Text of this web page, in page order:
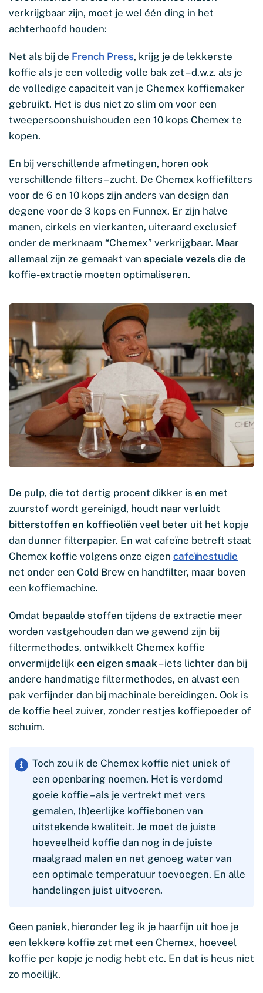
verkrijgbaar zijn, moet je wel één ding in het
achterhoofd houden:
Net als bij de French Press, krijg je de lekkerste
koffie als je een volledig volle bak zet – d.w.z. als je
de volledige capaciteit van je Chemex koffiemaker
gebruikt. Het is dus niet zo slim om voor een
tweepersoonshuishouden een 10 kops Chemex te
kopen.
En bij verschillende afmetingen, horen ook
verschillende filters – zucht. De Chemex koffiefilters
voor de 6 en 10 kops zijn anders van design dan
degene voor de 3 kops en Funnex. Er zijn halve
manen, cirkels en vierkanten, uiteraard exclusief
onder de merknaam “Chemex” verkrijgbaar. Maar
allemaal zijn ze gemaakt van speciale vezels die de
koffie-extractie moeten optimaliseren.
De pulp, die tot dertig procent dikker is en met
zuurstof wordt gereinigd, houdt naar verluidt
bitterstoffen en koffieoliën veel beter uit het kopje
dan dunner filterpapier. En wat cafeïne betreft staat
Chemex koffie volgens onze eigen cafeïnestudie
net onder een Cold Brew en handfilter, maar boven
een koffiemachine.
Omdat bepaalde stoffen tijdens de extractie meer
worden vastgehouden dan we gewend zijn bij
filtermethodes, ontwikkelt Chemex koffie
onvermijdelijk een eigen smaak – iets lichter dan bij
andere handmatige filtermethodes, en alvast een
pak verfijnder dan bij machinale bereidingen. Ook is
de koffie heel zuiver, zonder restjes koffiepoeder of
schuim.
Toch zou ik de Chemex koffie niet uniek of
een openbaring noemen. Het is verdomd
goeie koffie – als je vertrekt met vers
gemalen, (h)eerlijke koffiebonen van
uitstekende kwaliteit. Je moet de juiste
hoeveelheid koffie dan nog in de juiste
maalgraad malen en net genoeg water van
een optimale temperatuur toevoegen. En alle
handelingen juist uitvoeren.
Geen paniek, hieronder leg ik je haarfijn uit hoe je
een lekkere koffie zet met een Chemex, hoeveel
koffie per kopje je nodig hebt etc. En dat is heus niet
zo moeilijk.